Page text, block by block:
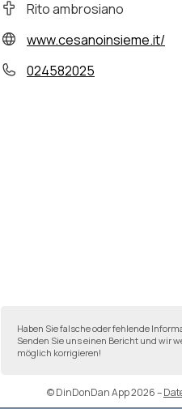
Rito ambrosiano
www.cesanoinsieme.it/
024582025
Haben Sie falsche oder fehlende
Senden Sie uns einen Bericht und wir
möglich korrigieren!
© DinDonDan App 2026–